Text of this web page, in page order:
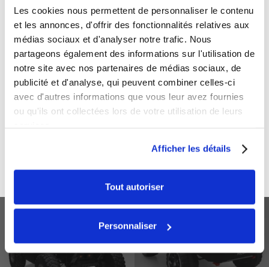
Les cookies nous permettent de personnaliser le contenu
et les annonces, d'offrir des fonctionnalités relatives aux
médias sociaux et d'analyser notre trafic. Nous
partageons également des informations sur l'utilisation de
notre site avec nos partenaires de médias sociaux, de
publicité et d'analyse, qui peuvent combiner celles-ci
avec d'autres informations que vous leur avez fournies
ou qu'ils ont collectées lors de votre utilisation de leurs
Afficher les détails
Tout autoriser
Personnaliser
Catégorie(s) :
Mots-clés :
2 places
roues en gomme
securite
Noir
24v 2 places Noir